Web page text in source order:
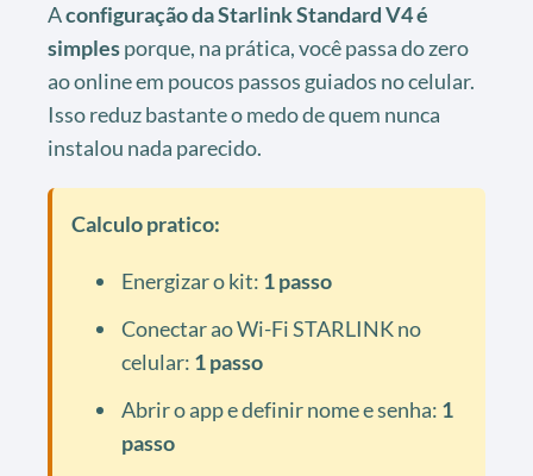
Aconfiguração da Starlink Standard V4 é
simplesporque, na prática, você passa do zero
ao online em poucos passos guiados no celular.
Isso reduz bastante o medo de quem nunca
instalou nada parecido.
Calculo pratico:
Energizar o kit: 1 passo
Conectar ao Wi-Fi STARLINK no
celular: 1 passo
Abrir o app e definir nome e senha: 1
passo